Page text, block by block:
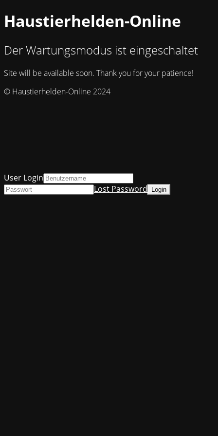
Haustierhelden-Online
Der Wartungsmodus ist eingeschaltet
Site will be available soon. Thank you for your patience!
© Haustierhelden-Online 2024
User Login
Lost Password